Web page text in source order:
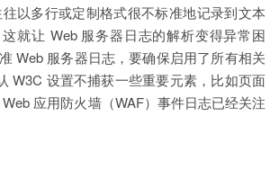
以多行或定制格式很不标准地记录到文本
就让 Web 服务器日志的解析变得异常困
Web 服务器日志，要确保启用了所有相关
W3C 设置不捕获一些重要元素，比如页面
应用防火墙（WAF）事件日志已经关注